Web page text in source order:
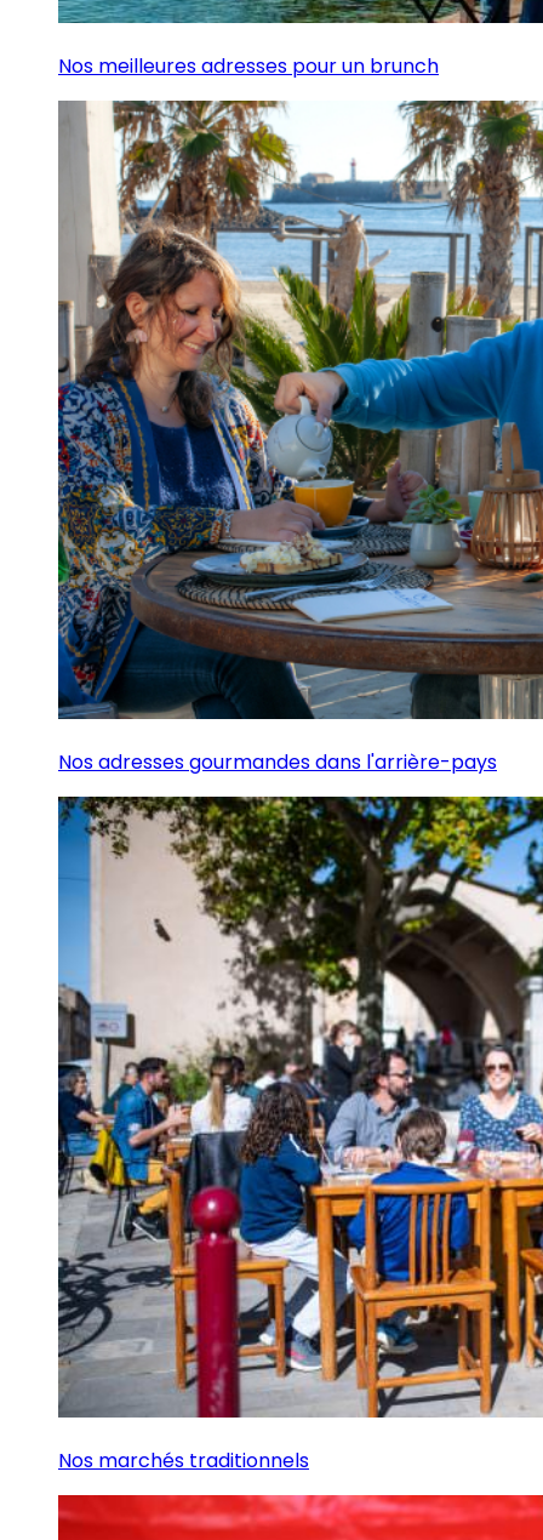
Nos meilleures adresses pour un brunch
Nos adresses gourmandes dans l'arrière-pays
Nos marchés traditionnels